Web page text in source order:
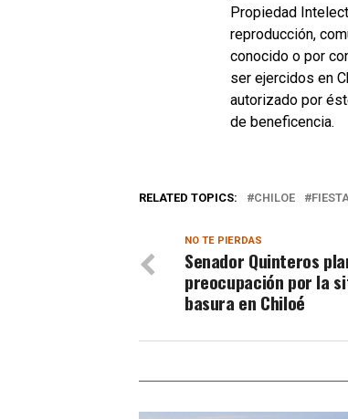
Propiedad
reproducción,
conocido o por
ser ejercidos en
autorizado por
de beneficencia.
RELATED TOPICS: CHILOE
NO TE PIERDAS
Senador Quinteros
preocupación por la
basura en Chiloé